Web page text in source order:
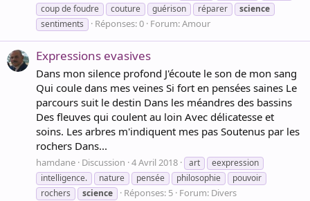
coup de foudre
couture guérison réparer
science
sentiments
Réponses: 0 Forum:Amour
Expressions evasives
Dans mon silence profond J'écoute le son de mon sang
Qui coule dans mes veines Si fort en pensées saines Le
parcours suit le destin Dans les méandres des bassins
Des fleuves qui coulent au loin Avec délicatesse et
soins. Les arbres m'indiquent mes pas Soutenus par les
rochers Dans...
hamdane Discussion 4 Avril 2018 art
eexpression
intelligence.
nature pensée philosophie
pouvoir
rochers
science Réponses: 5 Forum: Divers